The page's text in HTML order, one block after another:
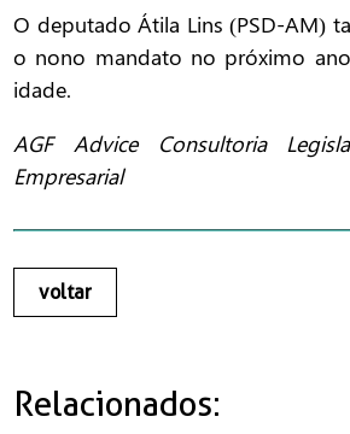
O deputado Átila Lins (PSD-AM)
o nono mandato no próximo
idade.
AGF Advice Consultoria
Empresarial
voltar
Relacionados: